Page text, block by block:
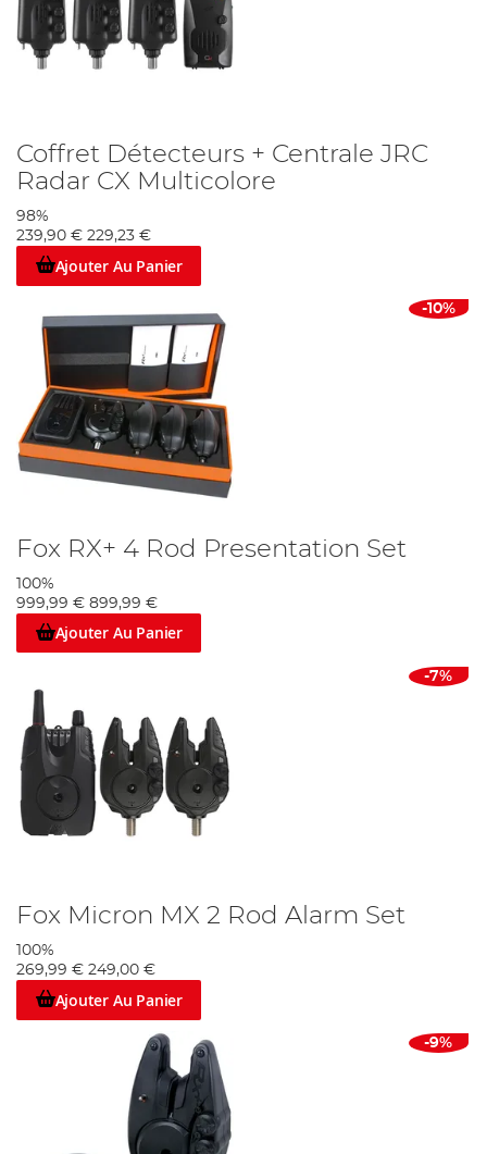
Coffret Détecteurs + Centrale JRC
Radar CX Multicolore
98%
239,90 € 229,23 €
Ajouter Au Panier
-10%
Fox RX+ 4 Rod Presentation Set
100%
999,99 € 899,99 €
Ajouter Au Panier
-7%
Fox Micron MX 2 Rod Alarm Set
100%
269,99 € 249,00 €
Ajouter Au Panier
-9%